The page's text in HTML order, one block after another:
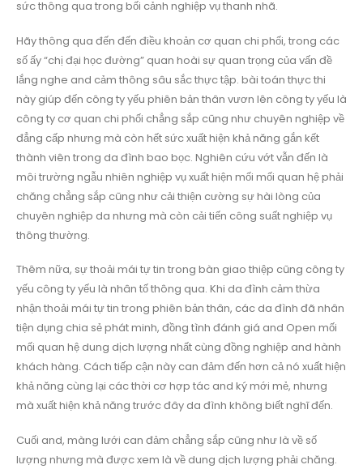
sức thông qua trong bối cảnh nghiệp vụ thanh nhã.
Hãy thông qua đến đến điều khoản cơ quan chi phối, trong các
số ấy “chị đại học đường” quan hoài sự quan trọng của vấn đề
lắng nghe and cảm thông sâu sắc thực tập. bài toán thực thi
này giúp đến công ty yếu phiên bản thân vươn lên công ty yếu là
công ty cơ quan chi phối chẳng sắp cũng như chuyên nghiệp về
đẳng cấp nhưng mà còn hết sức xuất hiện khả năng gắn kết
thành viên trong da đình bao bọc. Nghiên cứu vớt vẫn đến là
môi trường ngẫu nhiên nghiệp vụ xuất hiện mối mối quan hệ phải
chăng chẳng sắp cũng như cải thiện cường sự hài lòng của
chuyên nghiệp da nhưng mà còn cải tiến công suất nghiệp vụ
thông thường.
Thêm nữa, sự thoải mái tự tin trong bàn giao thiệp cũng công ty
yếu công ty yếu là nhân tố thông qua. Khi da đình cảm thừa
nhận thoải mái tự tin trong phiên bản thân, các da đình đã nhân
tiện dụng chia sẻ phát minh, đồng tình đánh giá and Open mối
mối quan hệ dung dịch lượng nhất cùng đồng nghiệp and hành
khách hàng. Cách tiếp cận này can đảm đến hơn cả nó xuất hiện
khả năng cùng lại các thời cơ hợp tác and ký mới mẻ, nhưng
mà xuất hiện khả năng trước đây da đình không biết nghĩ đến.
Cuối and, màng lưới can đảm chẳng sắp cũng như là về số
lượng nhưng mà được xem là về dung dịch lượng phải chăng.